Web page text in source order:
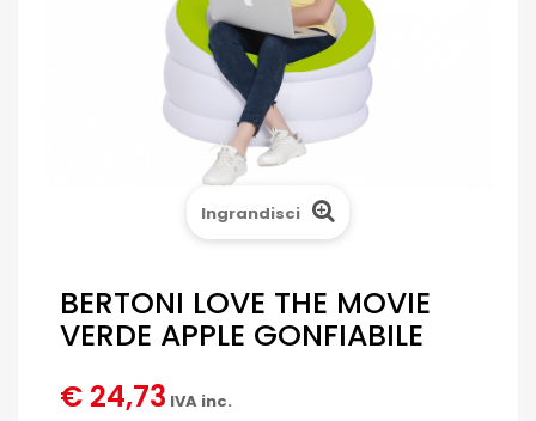
Ingrandisci
BERTONI LOVE THE MOVIE
VERDE APPLE GONFIABILE
€ 24,73 IVA inc.